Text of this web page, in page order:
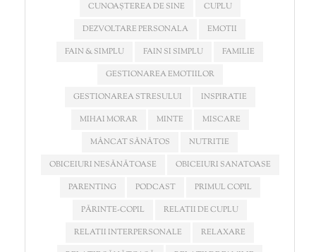
CUNOAȘTEREA DE SINE
CUPLU
DEZVOLTARE PERSONALA
EMOTII
FAIN & SIMPLU
FAIN SI SIMPLU
FAMILIE
GESTIONAREA EMOTIILOR
GESTIONAREA STRESULUI
INSPIRATIE
MIHAI MORAR
MINTE
MISCARE
MÂNCAT SĂNĂTOS
NUTRITIE
OBICEIURI NESĂNĂTOASE
OBICEIURI SANATOASE
PARENTING
PODCAST
PRIMUL COPIL
PĂRINTE-COPIL
RELATII DE CUPLU
RELATII INTERPERSONALE
RELAXARE